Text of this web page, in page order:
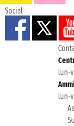
Social
lun-
lun-